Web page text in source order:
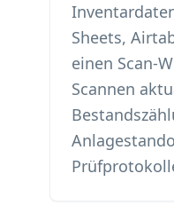
Sheets,
einen Scan-
Scannen